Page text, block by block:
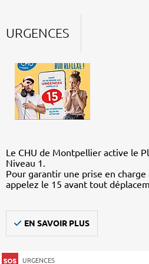
URGENCES
Le CHU de Montpellier active le
Niveau 1.
Pour garantir une prise en charge
appelez le 15 avant tout
EN SAVOIR PLUS
URGENCES